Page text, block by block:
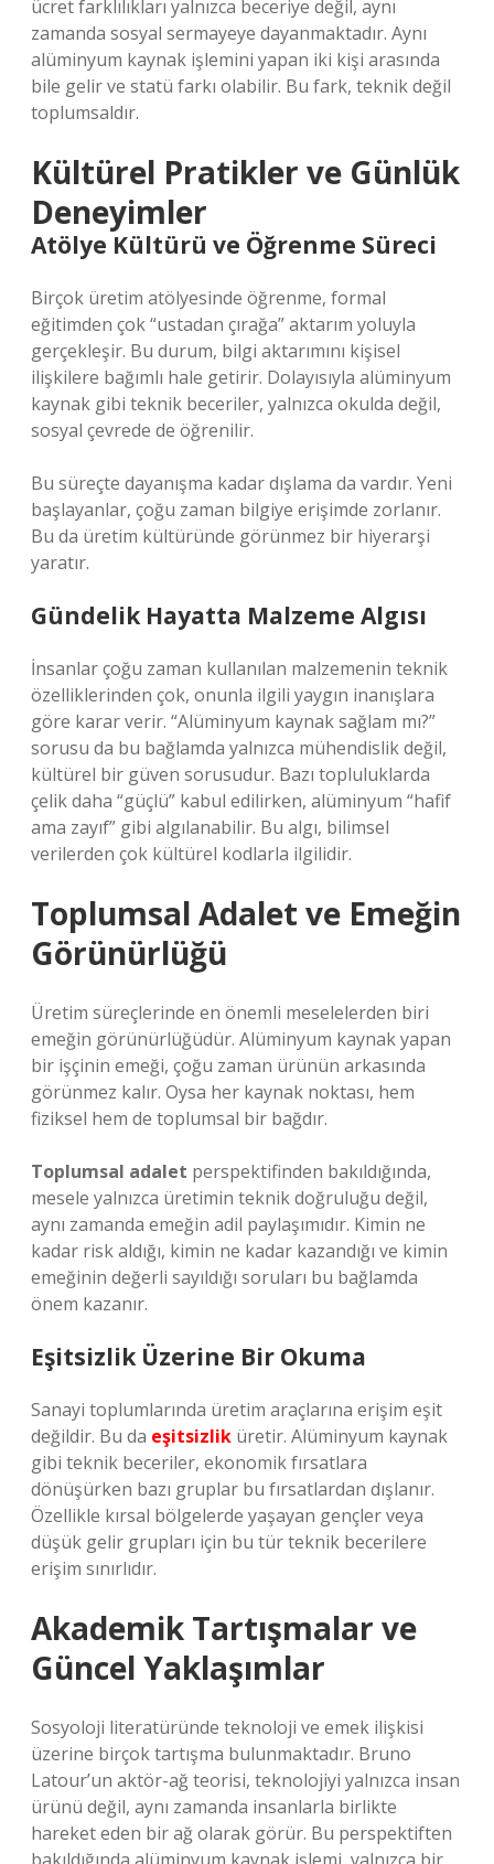
ücret farklılıkları yalnızca beceriye değil, aynı
zamanda sosyal sermayeye dayanmaktadır. Aynı
alüminyum kaynak işlemini yapan iki kişi arasında
bile gelir ve statü farkı olabilir. Bu fark, teknik değil
toplumsaldır.
Kültürel Pratikler ve Günlük
Deneyimler
Atölye Kültürü ve Öğrenme Süreci
Birçok üretim atölyesinde öğrenme, formal
eğitimden çok “ustadan çırağa” aktarım yoluyla
gerçekleşir. Bu durum, bilgi aktarımını kişisel
ilişkilere bağımlı hale getirir. Dolayısıyla alüminyum
kaynak gibi teknik beceriler, yalnızca okulda değil,
sosyal çevrede de öğrenilir.
Bu süreçte dayanışma kadar dışlama da vardır. Yeni
başlayanlar, çoğu zaman bilgiye erişimde zorlanır.
Bu da üretim kültüründe görünmez bir hiyerarşi
yaratır.
Gündelik Hayatta Malzeme Algısı
İnsanlar çoğu zaman kullanılan malzemenin teknik
özelliklerinden çok, onunla ilgili yaygın inanışlara
göre karar verir. “Alüminyum kaynak sağlam mı?”
sorusu da bu bağlamda yalnızca mühendislik değil,
kültürel bir güven sorusudur. Bazı topluluklarda
çelik daha “güçlü” kabul edilirken, alüminyum “hafif
ama zayıf” gibi algılanabilir. Bu algı, bilimsel
verilerden çok kültürel kodlarla ilgilidir.
Toplumsal Adalet ve Emeğin
Görünürlüğü
Üretim süreçlerinde en önemli meselelerden biri
emeğin görünürlüğüdür. Alüminyum kaynak yapan
bir işçinin emeği, çoğu zaman ürünün arkasında
görünmez kalır. Oysa her kaynak noktası, hem
fiziksel hem de toplumsal bir bağdır.
Toplumsal adalet perspektifinden bakıldığında,
mesele yalnızca üretimin teknik doğruluğu değil,
aynı zamanda emeğin adil paylaşımıdır. Kimin ne
kadar risk aldığı, kimin ne kadar kazandığı ve kimin
emeğinin değerli sayıldığı soruları bu bağlamda
önem kazanır.
Eşitsizlik Üzerine Bir Okuma
Sanayi toplumlarında üretim araçlarına erişim eşit
değildir. Bu da eşitsizlik üretir. Alüminyum kaynak
gibi teknik beceriler, ekonomik fırsatlara
dönüşürken bazı gruplar bu fırsatlardan dışlanır.
Özellikle kırsal bölgelerde yaşayan gençler veya
düşük gelir grupları için bu tür teknik becerilere
erişim sınırlıdır.
Akademik Tartışmalar ve
Güncel Yaklaşımlar
Sosyoloji literatüründe teknoloji ve emek ilişkisi
üzerine birçok tartışma bulunmaktadır. Bruno
Latour’un aktör-ağ teorisi, teknolojiyi yalnızca insan
ürünü değil, aynı zamanda insanlarla birlikte
hareket eden bir ağ olarak görür. Bu perspektiften